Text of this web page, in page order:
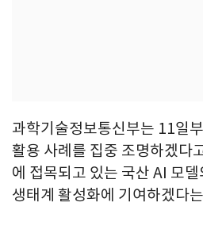
과학기술정보통신부는 11일
활용 사례를 집중 조명하겠다
에 접목되고 있는 국산 AI 모
생태계 활성화에 기여하겠다